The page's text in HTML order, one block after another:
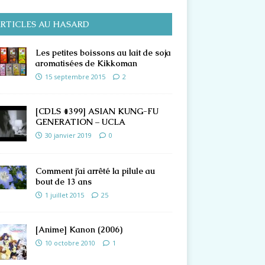
AU HASARD
Les petites boissons au lait de soja
aromatisées de Kikkoman
15 septembre 2015 2
[CDLS #399] ASIAN KUNG-FU
GENERATION – UCLA
30 janvier 2019 0
Comment j’ai arrêté la pilule au
bout de 13 ans
1 juillet 2015 25
[Anime] Kanon (2006)
10 octobre 2010 1